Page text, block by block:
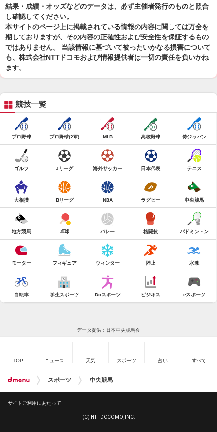
結果・成績・オッズなどのデータは、必ず主催者発行のものと照合
し確認してください。
本サイトのページ上に掲載されている情報の内容に関しては万全を
期しておりますが、その内容の正確性および安全性を保証するもの
ではありません。 当該情報に基づいて被ったいかなる損害について
も、株式会社NTTドコモおよび情報提供者は一切の責任を負いかね
ます。
競技一覧
プロ野球 プロ野球(2軍) MLB 高校野球 侍ジャパン
ゴルフ Jリーグ 海外サッカー 日本代表 テニス
大相撲 Bリーグ NBA ラグビー 中央競馬
地方競馬 卓球 バレー 格闘技 バドミントン
モーター フィギュア ウィンター 陸上 水泳
自転車 学生スポーツ Doスポーツ ビジネス eスポーツ
データ提供：日本中央競馬会
TOP ニュース 天気 スポーツ 占い すべて
スポーツ 中央競馬
サイトご利用にあたって
(C) NTT DOCOMO, INC.